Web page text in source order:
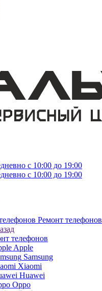
с 10:00 до 19:00
с 10:00 до 19:00
Ремонт телефонов
телефонов
Apple
Samsung
Xiaomi
Huawei
Oppo